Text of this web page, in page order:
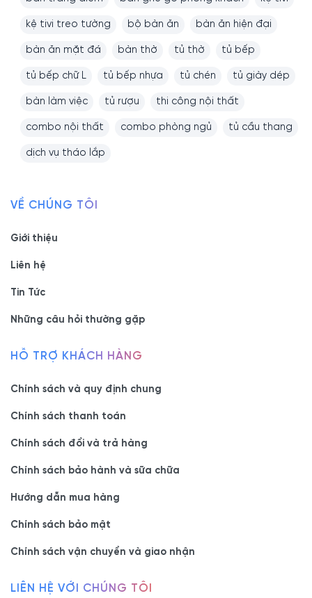
kệ tivi treo tường bộ bàn ăn bàn ăn hiện đại
bàn ăn mặt đá bàn thờ tủ thờ tủ bếp
tủ bếp chữ L tủ bếp nhựa tủ chén tủ giày dép
bàn làm việc tủ rượu thi công nội thất
combo nội thất combo phòng ngủ tủ cầu thang
dịch vụ tháo lắp
VỀ CHÚNG TÔI
Giới thiệu
Liên hệ
Tin Tức
Những câu hỏi thường gặp
HỖ TRỢ KHÁCH HÀNG
Chính sách và quy định chung
Chính sách thanh toán
Chính sách đổi và trả hàng
Chính sách bảo hành và sữa chữa
Hướng dẫn mua hàng
Chính sách bảo mật
Chính sách vận chuyển và giao nhận
LIÊN HỆ VỚI CHÚNG TÔI